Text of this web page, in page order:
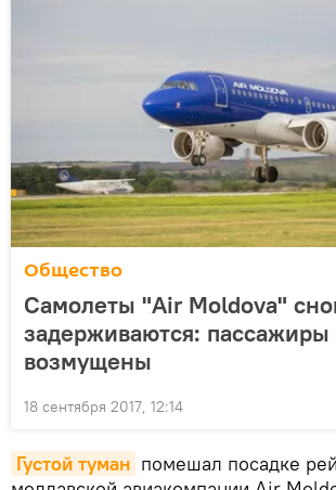
Общество
Самолеты "Air Moldova"
задерживаются: пассажиры
возмущены
18 сентября 2017, 12:14
Густой туман помешал посадке